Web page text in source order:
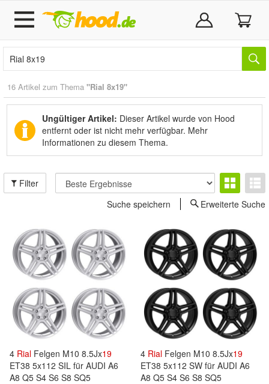
16 Artikel zum Thema "Rial 8x19"
Ungültiger Artikel: Dieser Artikel wurde von Hood
entfernt oder ist nicht mehr verfügbar. Mehr
Informationen zu diesem Thema.
Filter
Suche speichern
Erweiterte Suche
4 Rial Felgen M10 8.5Jx19
ET38 5x112 SIL für AUDI A6
A8 Q5 S4 S6 S8 SQ5
4 Rial Felgen M10 8.5Jx19
ET38 5x112 SW für AUDI A6
A8 Q5 S4 S6 S8 SQ5